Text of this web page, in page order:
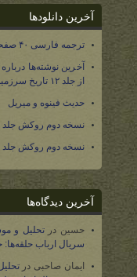
آخرین دانلودها
ترجمه فارسی ۴۰ صفحه از کتاب «سقوط نومه‌نور»
آخرین نوشته‌ها
از جلد ۱۲ تاریخ سرزمین میانه
حدیث فینوه و میریل
نسخه دوم روکش جلد
نسخه دوم روکش جلد
آخرین دیدگاه‌ها
حسین درتحلیل و
سریال ارباب
ایمان صاحبی در